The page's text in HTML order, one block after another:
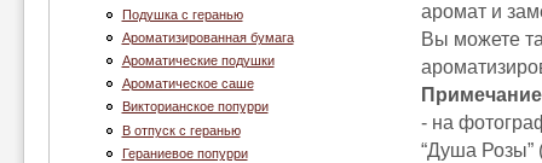
Подушка с геранью
Ароматизированная бумага
Ароматические подушки
Ароматическое саше
Викторианское попурри
В отпуск с геранью
Гераниевое попурри
аромат и
Вы можете
- на
“Душа Розы”